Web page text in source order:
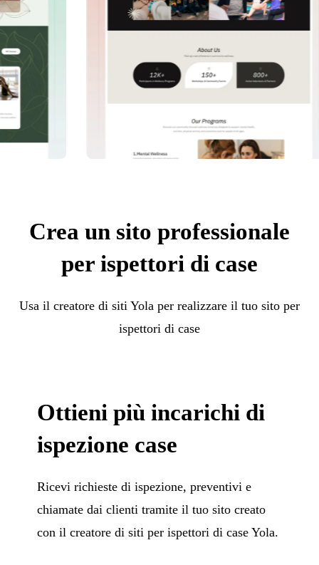
Crea un sito professionale
per ispettori di case
Usa il creatore di siti Yola per realizzare il tuo sito per
ispettori di case
Ottieni più incarichi di
ispezione case
Ricevi richieste di ispezione, preventivi e
chiamate dai clienti tramite il tuo sito creato
con il creatore di siti per ispettori di case Yola.